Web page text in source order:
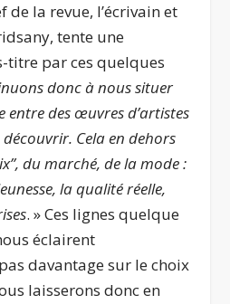
de la revue, l’écrivain et
tente une
titre par ces quelques
donc à nous situer
entre des œuvres d’artistes
Cela en dehors
du marché, de la mode :
la qualité réelle,
. » Ces lignes quelque
éclairent
davantage sur le choix
laisserons donc en